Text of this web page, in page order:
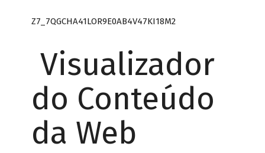
Z7_7QGCHA41LOR9E0AB4V47KI18M2
Visualizador
do Conteúdo
da Web